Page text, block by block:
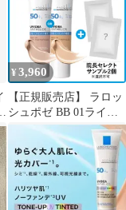
¥ 3,960
【正規販売店】 ラロッ
シュポゼ BB 01ライト
or 02ナチュラル 30mL
どちらか1色 + おまけ2
点付き 公式代理店 オフ
ィシャルパートナー 正
規品保証 日本処方 日焼
け止め UVイデアXL プ